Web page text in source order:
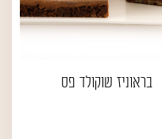
בראוניז שוקולד פס